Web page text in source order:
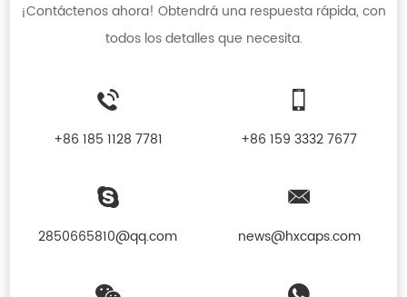
¡Contáctenos ahora! Obtendrá una respuesta rápida, con
todos los detalles que necesita.
+86 185 1128 7781 +86 159 3332 7677
2850665810@qq.com news@hxcaps.com